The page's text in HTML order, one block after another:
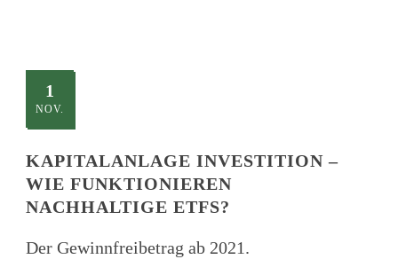
1
NOV.
KAPITALANLAGE INVESTITION –
WIE FUNKTIONIEREN
NACHHALTIGE ETFS?
Der Gewinnfreibetrag ab 2021.